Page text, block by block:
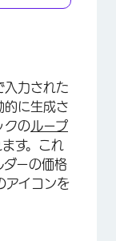
入力された
的に生成さ
クのループ
す。これ
ダーの価格
アイコンを